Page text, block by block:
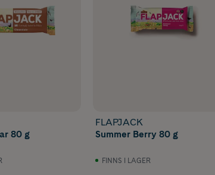
80 g
FLAPJACK
Summer Berry 80 g
FINNS I LAGER